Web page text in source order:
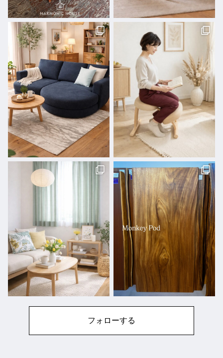
フォローする